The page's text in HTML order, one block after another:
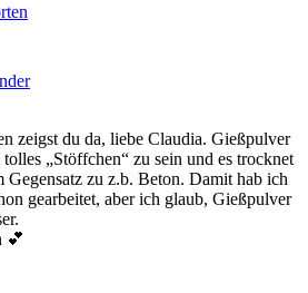
zeigst du da, liebe Claudia. Gießpulver
„Stöffchen“ zu sein und es trocknet
Gegensatz zu z.b. Beton. Damit hab ich
gearbeitet, aber ich glaub, Gießpulver
💕